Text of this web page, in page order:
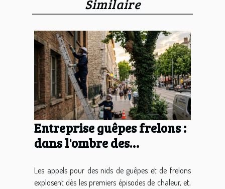
Similaire
Entreprise guêpes frelons :
dans l'ombre des
mutation
Les appels pour des nids de guêpes et de frelons
explosent dès les premiers épisodes de chaleur, et,